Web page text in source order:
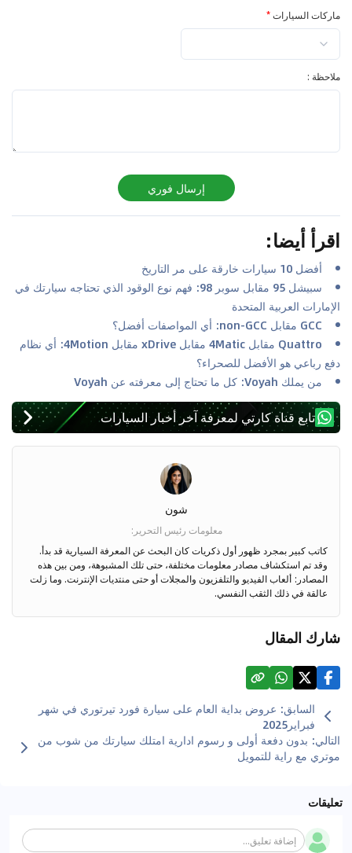
ماركات السيارات*
ملاحظة :
إرسال فوري
اقرأ أيضا:
أفضل 10 سيارات خارقة على مر التاريخ
سبيشل 95 مقابل سوبر 98: فهم نوع الوقود الذي تحتاجه سيارتك في
الإمارات العربية المتحدة
GCC مقابل non-GCC: أي المواصفات أفضل؟
Quattro مقابل 4Matic مقابل xDrive مقابل 4Motion: أي نظام
دفع رباعي هو الأفضل للصحراء؟
من يملك Voyah: كل ما تحتاج إلى معرفته عن Voyah
تابع قناة كارتي لمعرفة آخر أخبار السيارات
شون
معلومات رئيس التحرير :
كاتب كبير بمجرد ظهور أول ذكريات كان البحث عن المعرفة السيارية قد بدأ.
وقد تم استكشاف مصادر معلومات مختلفة، حتى تلك المشبوهة، ومن بين هذه
المصادر: ألعاب الفيديو والتلفزيون والمجلات أو حتى منتديات الإنترنت. وما زلت
عالقة في ذلك الثقب النفسي.
شارك المقال
السابق: عروض بداية العام على سيارة فورد تيرتوري في شهر
فبراير2025
التالي: بدون دفعة أولى و رسوم ادارية امتلك سيارتك من شوب من
موتري مع راية للتمويل
تعليقات
إضافة تعليق...